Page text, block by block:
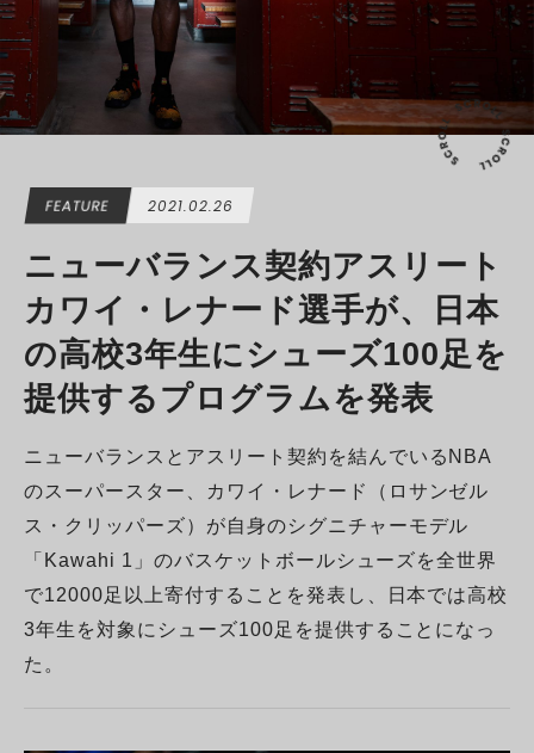
FEATURE 2021.02.26
ニューバランス契約アスリート
カワイ・レナード選手が、日本
の高校3年生にシューズ100足を
提供するプログラムを発表
ニューバランスとアスリート契約を結んでいるNBA
のスーパースター、カワイ・レナード（ロサンゼル
ス・クリッパーズ）が自身のシグニチャーモデル
「Kawahi 1」のバスケットボールシューズを全世界
で12000足以上寄付することを発表し、日本では高校
3年生を対象にシューズ100足を提供することになっ
た。